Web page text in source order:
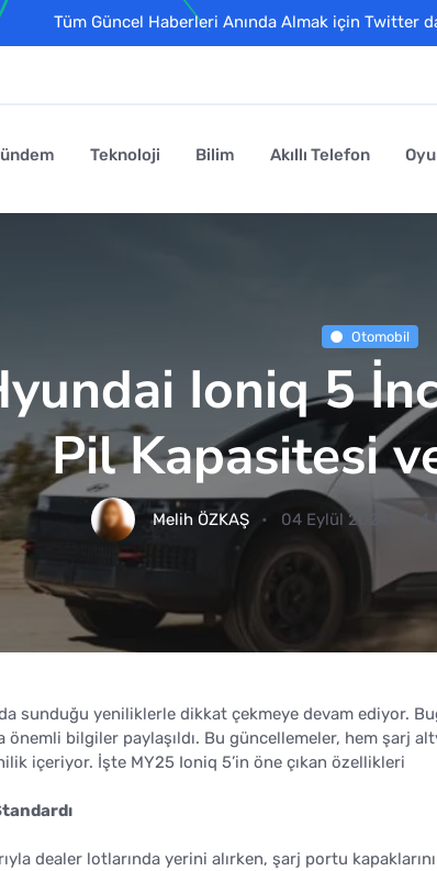
Tüm Güncel Haberleri Anında Almak için Twitter
Teknoloji Bilim Akıllı Telefon
Otomobil
Ioniq 5
Pil Kapasitesi
Melih ÖZKAŞ 04 Eylül 2024 4
sunduğu yeniliklerle dikkat çekmeye devam ediyor.
önemli bilgiler paylaşıldı. Bu güncellemeler, hem şarj
içeriyor. İşte MY25 Ioniq 5’in öne çıkan özellikleri
dealer lotlarında yerini alırken, şarj portu